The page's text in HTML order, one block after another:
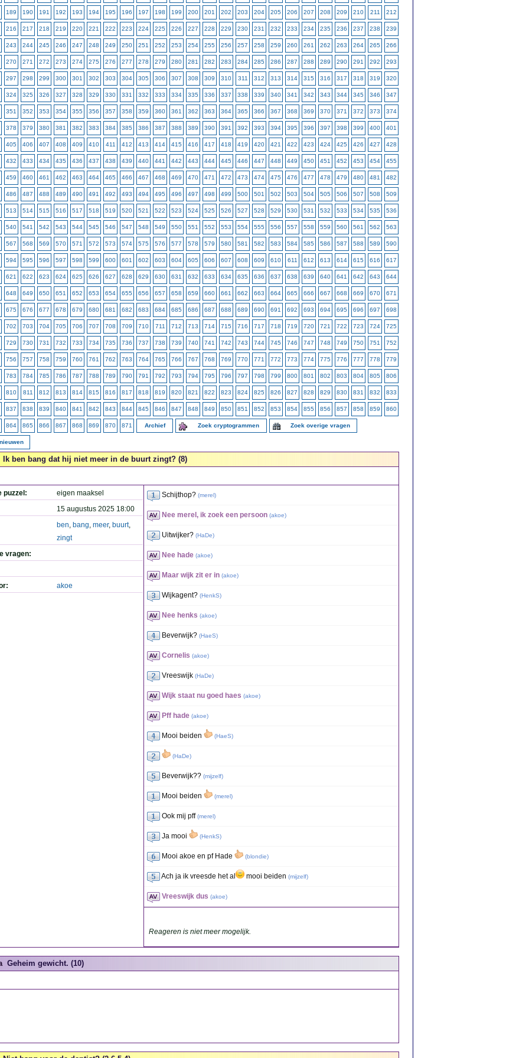
189 190 191 192 193 194 195 196 197 198 199 200 201 202 203 204 205 206 207 208 209 210 211 212
216 217 218 219 220 221 222 223 224 225 226 227 228 229 230 231 232 233 234 235 236 237 238 239
243 244 245 246 247 248 249 250 251 252 253 254 255 256 257 258 259 260 261 262 263 264 265 266
270 271 272 273 274 275 276 277 278 279 280 281 282 283 284 285 286 287 288 289 290 291 292 293
297 298 299 300 301 302 303 304 305 306 307 308 309 310 311 312 313 314 315 316 317 318 319 320
324 325 326 327 328 329 330 331 332 333 334 335 336 337 338 339 340 341 342 343 344 345 346 347
351 352 353 354 355 356 357 358 359 360 361 362 363 364 365 366 367 368 369 370 371 372 373 374
378 379 380 381 382 383 384 385 386 387 388 389 390 391 392 393 394 395 396 397 398 399 400 401
405 406 407 408 409 410 411 412 413 414 415 416 417 418 419 420 421 422 423 424 425 426 427 428
432 433 434 435 436 437 438 439 440 441 442 443 444 445 446 447 448 449 450 451 452 453 454 455
459 460 461 462 463 464 465 466 467 468 469 470 471 472 473 474 475 476 477 478 479 480 481 482
486 487 488 489 490 491 492 493 494 495 496 497 498 499 500 501 502 503 504 505 506 507 508 509
513 514 515 516 517 518 519 520 521 522 523 524 525 526 527 528 529 530 531 532 533 534 535 536
540 541 542 543 544 545 546 547 548 549 550 551 552 553 554 555 556 557 558 559 560 561 562 563
567 568 569 570 571 572 573 574 575 576 577 578 579 580 581 582 583 584 585 586 587 588 589 590
594 595 596 597 598 599 600 601 602 603 604 605 606 607 608 609 610 611 612 613 614 615 616 617
621 622 623 624 625 626 627 628 629 630 631 632 633 634 635 636 637 638 639 640 641 642 643 644
648 649 650 651 652 653 654 655 656 657 658 659 660 661 662 663 664 665 666 667 668 669 670 671
675 676 677 678 679 680 681 682 683 684 685 686 687 688 689 690 691 692 693 694 695 696 697 698
702 703 704 705 706 707 708 709 710 711 712 713 714 715 716 717 718 719 720 721 722 723 724 725
729 730 731 732 733 734 735 736 737 738 739 740 741 742 743 744 745 746 747 748 749 750 751 752
756 757 758 759 760 761 762 763 764 765 766 767 768 769 770 771 772 773 774 775 776 777 778 779
783 784 785 786 787 788 789 790 791 792 793 794 795 796 797 798 799 800 801 802 803 804 805 806
810 811 812 813 814 815 816 817 818 819 820 821 822 823 824 825 826 827 828 829 830 831 832 833
837 838 839 840 841 842 843 844 845 846 847 848 849 850 851 852 853 854 855 856 857 858 859 860
864 865 866 867 868 869 870 871 Archief Zoek cryptogrammen Zoek overige vragen
Ik ben bang dat hij niet meer in de buurt zingt? (8)
puzzel:
eigen maaksel
15 augustus 2025 18:00
ben, bang, meer, buurt,
zingt
vragen:
akoe
Schijthop? (merel)
Nee merel, ik zoek een persoon (akoe)
Uitwijker? (HaDe)
Nee hade (akoe)
Maar wijk zit er in (akoe)
Wijkagent? (HenkS)
Nee henks (akoe)
Beverwijk? (HaeS)
Cornelis (akoe)
Vreeswijk (HaDe)
Wijk staat nu goed haes (akoe)
Pff hade (akoe)
Mooi beiden (HaeS)
(HaDe)
Beverwijk?? (mijzelf)
Mooi beiden (merel)
Ook mij pff (merel)
Ja mooi (HenkS)
Mooi akoe en pf Hade (blondie)
Ach ja ik vreesde het al mooi beiden (mijzelf)
Vreeswijk dus (akoe)
Reageren is niet meer mogelijk.
Geheim gewicht. (10)